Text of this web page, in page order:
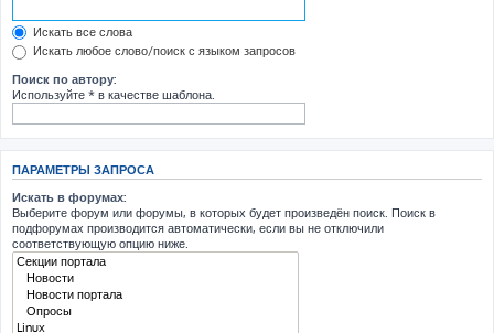
Искать все слова
Искать любое слово/поиск с языком запросов
Поиск по автору:
Используйте * в качестве шаблона.
ПАРАМЕТРЫ ЗАПРОСА
Искать в форумах:
Выберите форум или форумы, в которых будет произведён поиск. Поиск в
подфорумах производится автоматически, если вы не отключили
соответствующую опцию ниже.